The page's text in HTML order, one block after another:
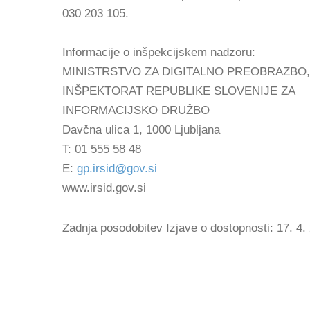
030 203 105.
Informacije o inšpekcijskem nadzoru:
MINISTRSTVO ZA DIGITALNO PREOBRAZBO,
INŠPEKTORAT REPUBLIKE SLOVENIJE ZA
INFORMACIJSKO DRUŽBO
Davčna ulica 1, 1000 Ljubljana
T: 01 555 58 48
E: gp.irsid@gov.si
www.irsid.gov.si
Zadnja posodobitev Izjave o dostopnosti: 17. 4.